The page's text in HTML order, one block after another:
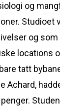
og
Studioet
og
locations
tatt
Achard,